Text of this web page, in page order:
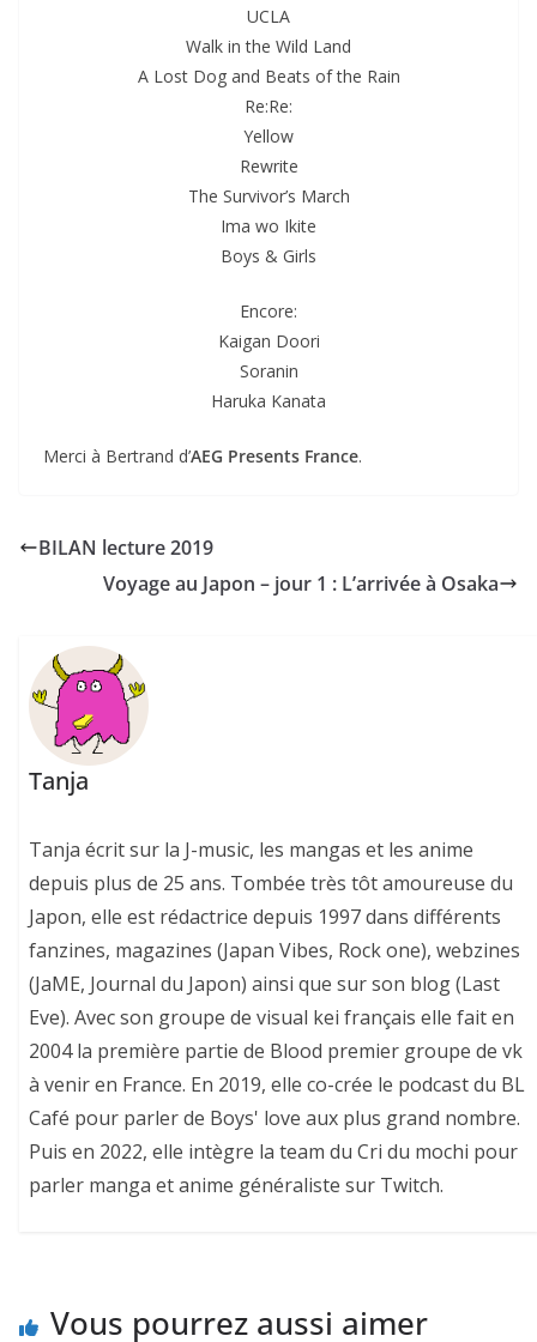
UCLA
Walk in the Wild Land
A Lost Dog and Beats of the Rain
Re:Re:
Yellow
Rewrite
The Survivor’s March
Ima wo Ikite
Boys & Girls
Encore:
Kaigan Doori
Soranin
Haruka Kanata
Merci à Bertrand d’AEG Presents France.
BILAN lecture 2019
Voyage au Japon – jour 1 : L’arrivée à Osaka
Tanja
Tanja écrit sur la J-music, les mangas et les anime
depuis plus de 25 ans. Tombée très tôt amoureuse du
Japon, elle est rédactrice depuis 1997 dans différents
fanzines, magazines (Japan Vibes, Rock one), webzines
(JaME, Journal du Japon) ainsi que sur son blog (Last
Eve). Avec son groupe de visual kei français elle fait en
2004 la première partie de Blood premier groupe de vk
à venir en France. En 2019, elle co-crée le podcast du BL
Café pour parler de Boys' love aux plus grand nombre.
Puis en 2022, elle intègre la team du Cri du mochi pour
parler manga et anime généraliste sur Twitch.
Vous pourrez aussi aimer